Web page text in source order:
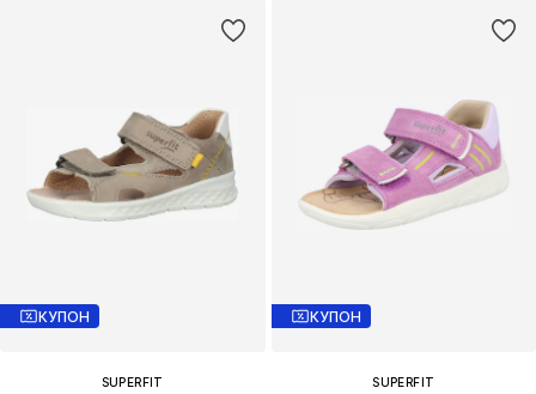
КУПОН
SUPERFIT
КУПОН
SUPERFIT